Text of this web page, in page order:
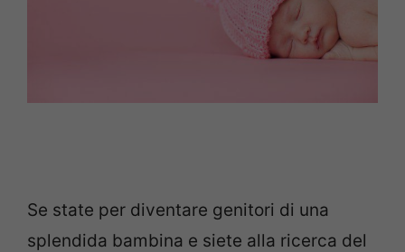
Se state per diventare genitori di una
splendida bambina e siete alla ricerca del